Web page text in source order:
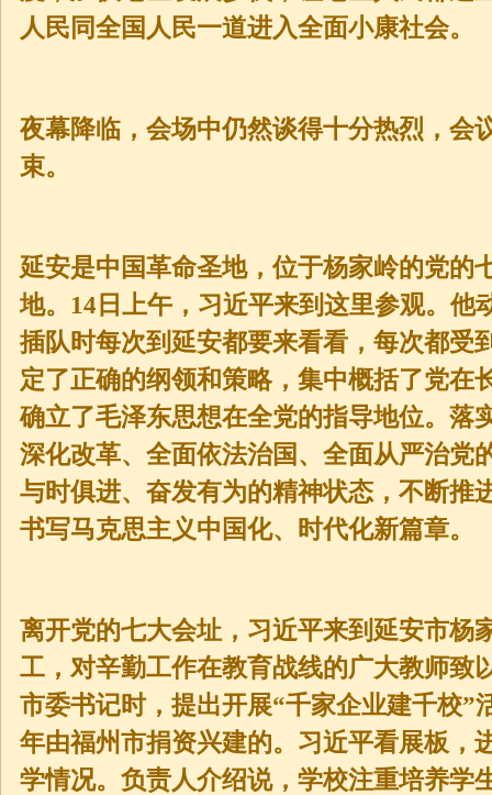
人民同全国人民一道进入全面小康社会。
夜幕降临，会场中仍然谈得十分热烈，会
束。
延安是中国革命圣地，位于杨家岭的党的
地。14日上午，习近平来到这里参观。他
插队时每次到延安都要来看看，每次都受
定了正确的纲领和策略，集中概括了党在
确立了毛泽东思想在全党的指导地位。落
深化改革、全面依法治国、全面从严治党
与时俱进、奋发有为的精神状态，不断推
书写马克思主义中国化、时代化新篇章。
离开党的七大会址，习近平来到延安市杨
工，对辛勤工作在教育战线的广大教师致
市委书记时，提出开展“千家企业建千校”
年由福州市捐资兴建的。习近平看展板，
学情况。负责人介绍说，学校注重培养学